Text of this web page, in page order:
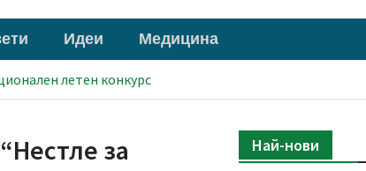
Идеи Медицина
летен конкурс
за
Най-нови